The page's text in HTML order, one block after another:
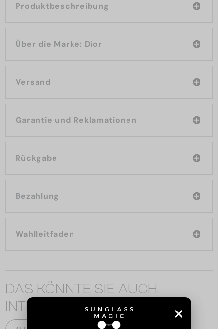
Produktbeschreibung
Über die Marke: Dior
Versand
Garantie und Reklamationen
Rückgabe
Bezahlung
Wahlleitfaden
DAS KÖNNTE SIE AUCH
INTERESSIEREN